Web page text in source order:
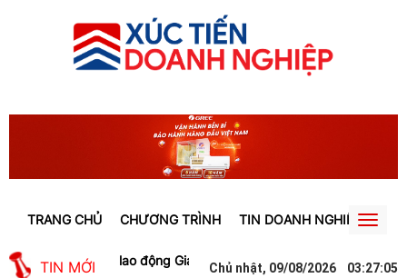
TRANG CHỦ CHƯƠNG TRÌNH TIN DOANH NGHIỆP Toggle
TIN MỚI
việc làm cho lao động Gia Lai Người phụ nữ ở Hưng Yên suýt
Chủ nhật, 09/08/2026 03:27:06